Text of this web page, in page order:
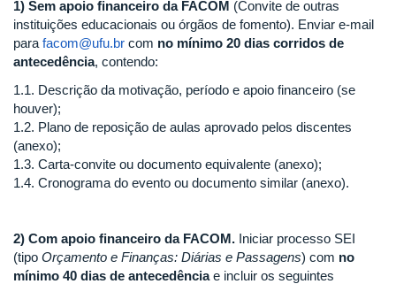
1) Sem apoio financeiro da FACOM (Convite de outras
instituições educacionais ou órgãos de fomento). Enviar e-mail
para facom@ufu.br com no mínimo 20 dias corridos de
antecedência, contendo:
1.1. Descrição da motivação, período e apoio financeiro (se
houver);
1.2. Plano de reposição de aulas aprovado pelos discentes
(anexo);
1.3. Carta-convite ou documento equivalente (anexo);
1.4. Cronograma do evento ou documento similar (anexo).
2) Com apoio financeiro da FACOM. Iniciar processo SEI
(tipo Orçamento e Finanças: Diárias e Passagens) com no
mínimo 40 dias de antecedênciae incluir os seguintes